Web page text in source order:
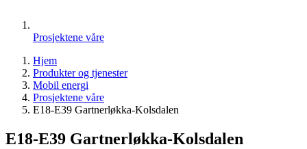
Prosjektene våre
Hjem
Produkter og tjenester
Mobil energi
Prosjektene våre
E18-E39 Gartnerløkka-Kolsdalen
E18-E39 Gartnerløkka-Kolsdalen